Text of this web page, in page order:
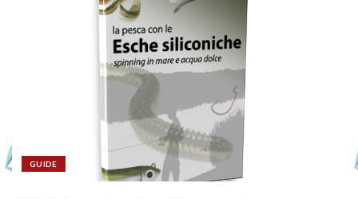
GUIDE